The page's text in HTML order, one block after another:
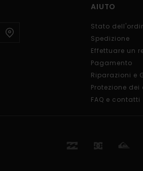
AIUTO
Stato
Spedizione
Effettuare un
Pagamento
Riparazioni e
Protezione dei
FAQ e contatti